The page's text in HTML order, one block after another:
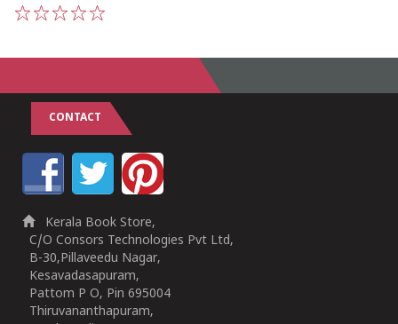
CONTACT
Kerala Book Store,
C/O Consors Technologies Pvt Ltd,
B-30,Pillaveedu Nagar,
Kesavadasapuram,
Pattom P O, Pin 695004
Thiruvananthapuram,